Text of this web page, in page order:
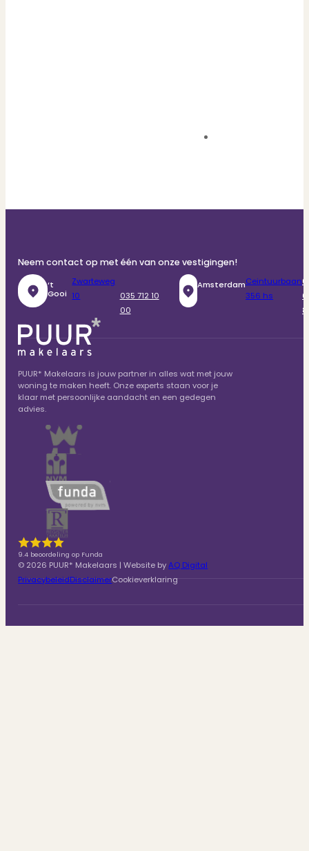
Neem contact op met één van onze vestigingen!
‘t
Gooi
Zwarteweg
10
035 712 10
00
AmsterdamCeintuurbaan
356 hs
PUUR* Makelaars is jouw partner in alles wat met jouw
woning te maken heeft. Onze experts staan voor je
klaar met persoonlijke aandacht en een gedegen
advies.
9.4 beoordeling op Funda
© 2026 PUUR* Makelaars | Website byAQ Digital
PrivacybeleidDisclaimerCookieverklaring